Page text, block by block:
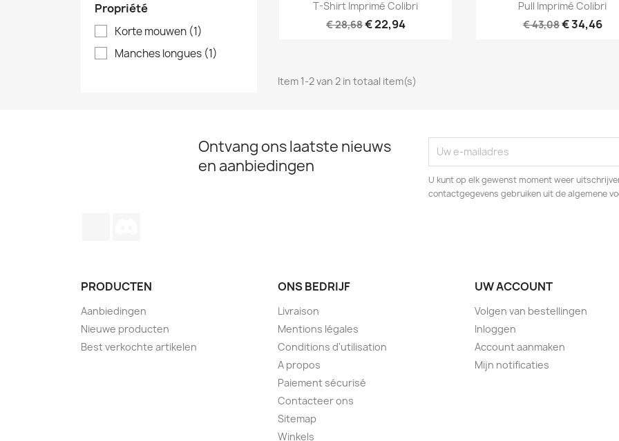
Propriété
Korte mouwen (1)
Manches longues (1)

T-Shirt Imprimé Colibri
€ 28,68€ 22,94

Pull Imprimé Colibri
€ 43,08€ 34,46
Item 1-2 van 2 in totaal item(s)
Ontvang ons laatste nieuws
en aanbiedingen
U kunt op elk gewenst moment weer
contactgegevens gebruiken uit de algemene
PRODUCTEN
Aanbiedingen
Nieuwe producten
Best verkochte artikelen
ONS BEDRIJF
Livraison
Mentions légales
Conditions d'utilisation
A propos
Paiement sécurisé
Contacteer ons
Sitemap
Winkels
UW ACCOUNT
Volgen van bestellingen
Inloggen
Account aanmaken
Mijn notificaties